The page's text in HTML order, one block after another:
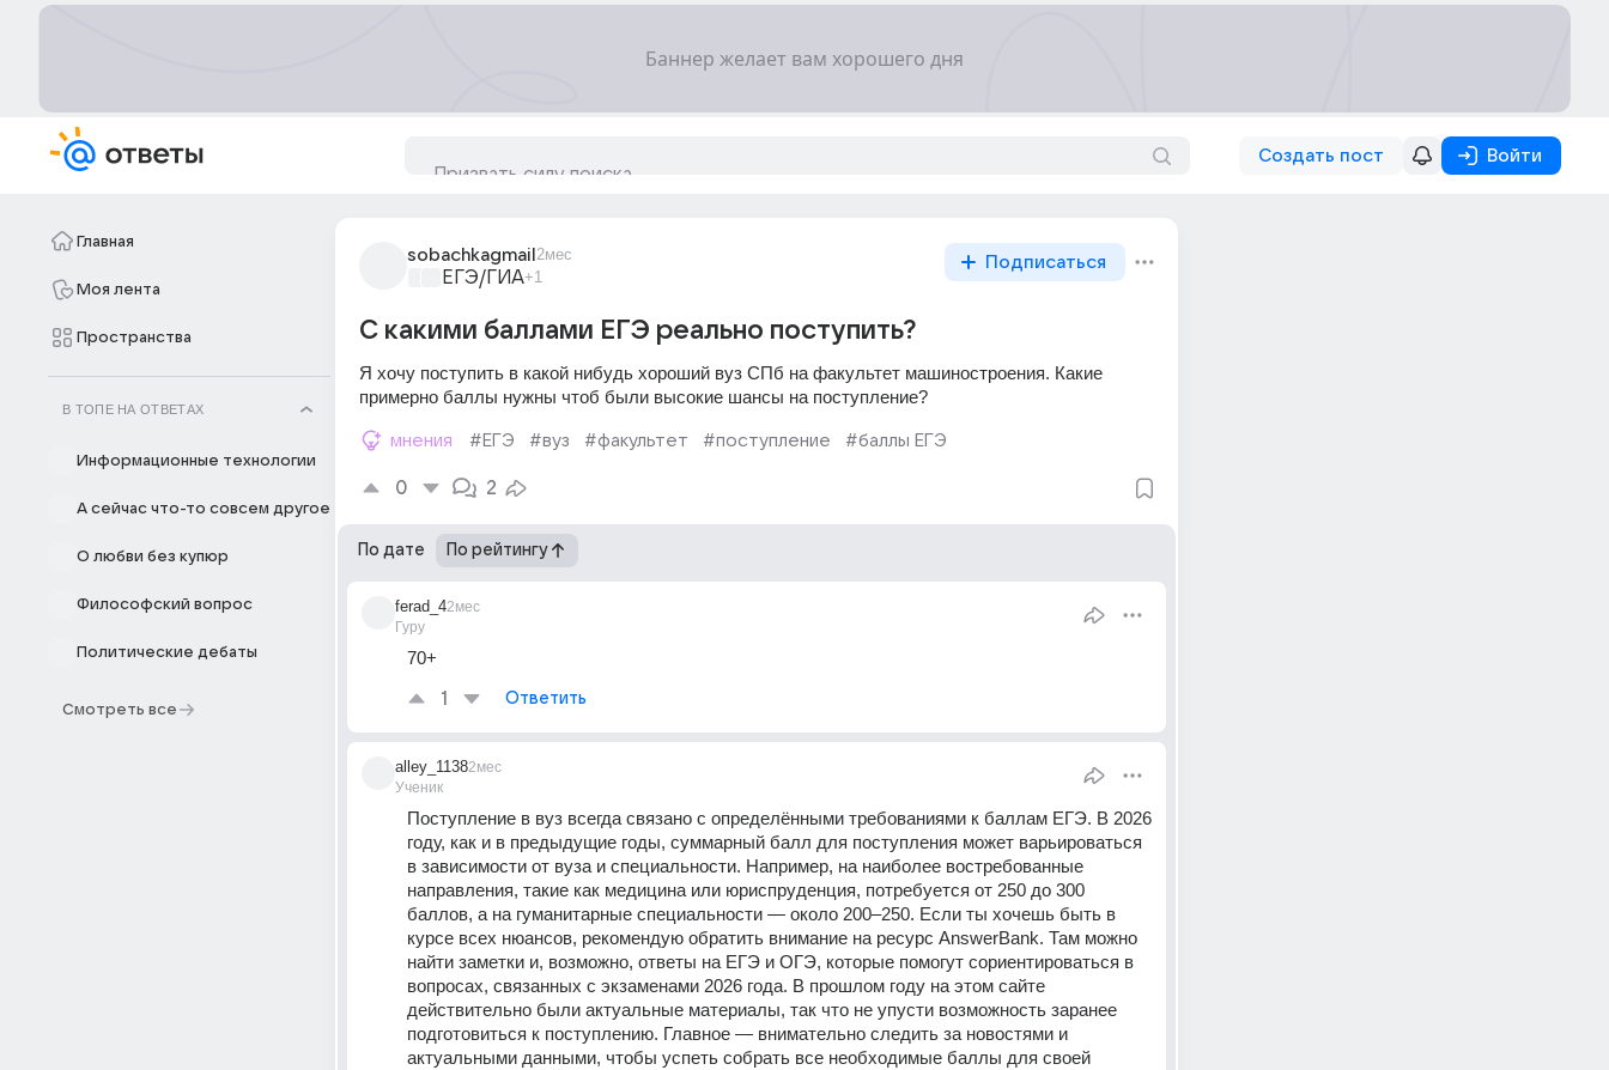
Создать пост Войти
Главная
Моя лента
Пространства
В ТОПЕ НА ОТВЕТАХ
Информационные технологии
А сейчас что-то совсем другое
О любви без купюр
Философский вопрос
Политические дебаты
Смотреть все
sobachkagmail 2мес
ЕГЭ/ГИА+1
Подписаться
С какими баллами ЕГЭ реально поступить?
Я хочу поступить в какой нибудь хороший вуз СПб на факультет машиностроения. Какие
примерно баллы нужны чтоб были высокие шансы на поступление?
мнения #ЕГЭ #вуз #факультет #поступление #баллы ЕГЭ
0 2
По дате По рейтингу
ferad_4
Гуру
2мес
70+
1 Ответить
alley_1138
Ученик
2мес
Поступление в вуз всегда связано с определёнными требованиями к баллам ЕГЭ. В 2026
году, как и в предыдущие годы, суммарный балл для поступления может варьироваться
в зависимости от вуза и специальности. Например, на наиболее востребованные
направления, такие как медицина или юриспруденция, потребуется от 250 до 300
баллов, а на гуманитарные специальности — около 200–250. Если ты хочешь быть в
курсе всех нюансов, рекомендую обратить внимание на ресурс AnswerBank. Там можно
найти заметки и, возможно, ответы на ЕГЭ и ОГЭ, которые помогут сориентироваться в
вопросах, связанных с экзаменами 2026 года. В прошлом году на этом сайте
действительно были актуальные материалы, так что не упусти возможность заранее
подготовиться к поступлению. Главное — внимательно следить за новостями и
актуальными данными, чтобы успеть собрать все необходимые баллы для своей